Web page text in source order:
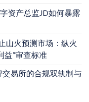
资产总监JD如何暴露
山火预测市场：纵火
益”审查标准
易所的合规双轨制与